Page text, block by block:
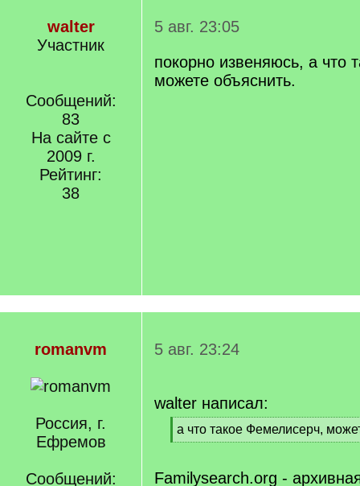
walter
Участник
Сообщений:
83
На сайте с
2009 г.
Рейтинг:
38
5 авг. 23:05
покорно извеняюсь, а что
можете объяснить.
romanvm
Россия, г.
Ефремов
Сообщений:
5 авг. 23:24
walter написал:
[
q
а что такое Фемелисерч,
[
q
Familysearch.org -